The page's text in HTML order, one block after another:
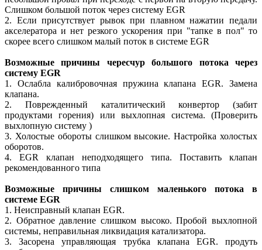
Слишком большой поток через систему EGR
2. Если присутствует рывок при плавном нажатии педали
акселератора и нет резкого ускорения при "тапке в пол" то
скорее всего слишком малый поток в системе EGR
Возможные причины чересчур большого потока через
систему EGR
1. Ослабла калибровочная пружина клапана EGR. Замена
клапана.
2. Поврежденный каталитический конвертор (забит
продуктами горения) или выхлопная система. (Проверить
выхлопную систему )
3. Холостые обороты слишком высокие. Настройка холостых
оборотов.
4. EGR клапан неподходящего типа. Поставить клапан
рекомендованного типа
Возможные причины слишком маленького потока в
системе EGR
1. Неисправный клапан EGR.
2. Обратное давление слишком высоко. Пробой выхлопной
системы, неправильная ликвидация катализатора.
3. Засорена управляющая трубка клапана EGR. продуть